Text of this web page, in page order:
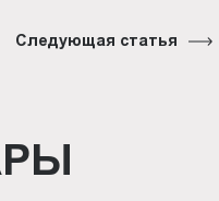
Следующая статья